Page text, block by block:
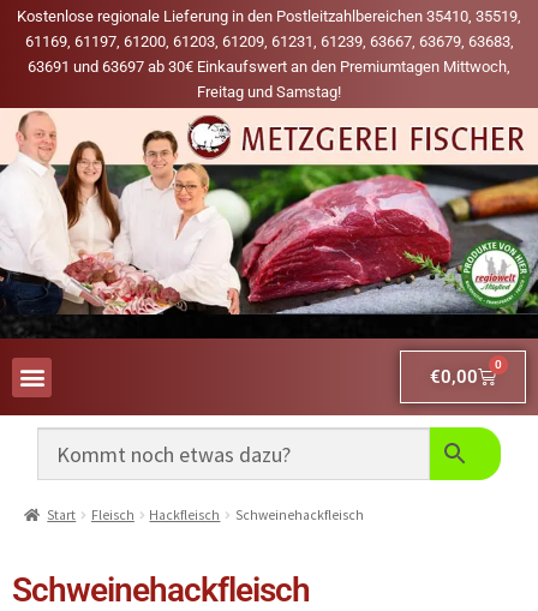
Kostenlose regionale Lieferung in den Postleitzahlbereichen 35410, 35519,
61169, 61197, 61200, 61203, 61209, 61231, 61239, 63667, 63679, 63683,
63691 und 63697 ab 30€ Einkaufswert an den Premiumtagen Mittwoch,
Freitag und Samstag!
€0,00
0
Start Fleisch Hackfleisch Schweinehackfleisch
Schweinehackfleisch